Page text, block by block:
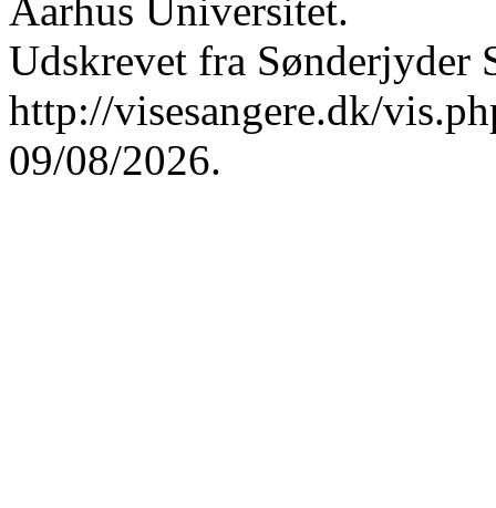
Aarhus Universitet.
Udskrevet fra Sønderjyder
http://visesangere.dk/
09/08/2026.